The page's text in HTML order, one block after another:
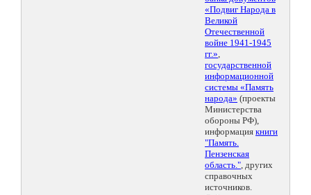
«Подвиг Народа в
Великой
Отечественной
войне 1941-1945
гг.»,
государственной
информационной
системы «Память
народа» (проекты
Министерства
обороны РФ),
информация книги
"Память.
Пензенская
область.", других
справочных
источников.